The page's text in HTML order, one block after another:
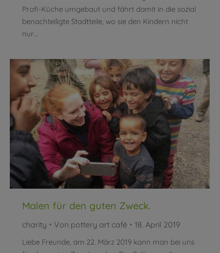
Profi-Küche umgebaut und fährt damit in die sozial
benachteiligte Stadtteile, wo sie den Kindern nicht
nur…
Malen für den guten Zweck.
charity Von pottery art café 18. April 2019
Liebe Freunde, am 22. März 2019 kann man bei uns